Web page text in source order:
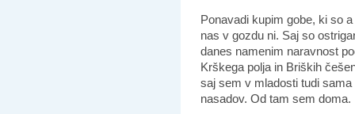
Ponavadi kupim gobe, ki so
nas v gozdu ni. Saj so
danes namenim naravnost
Krškega polja in Briških
saj sem v mladosti tudi
nasadov. Od tam sem doma.